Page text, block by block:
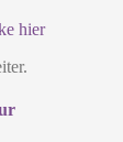
hier